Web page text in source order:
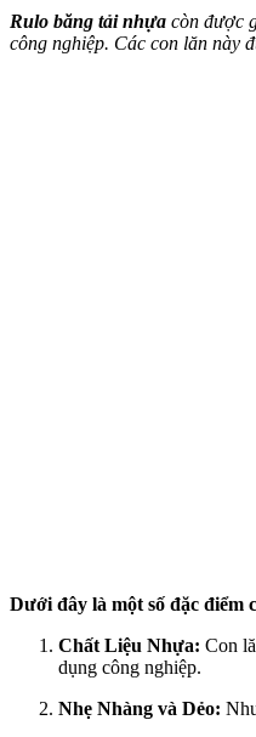
Rulo băng tải nhựa còn được
công nghiệp. Các con lăn này
Dưới đây là một số đặc điểm
Chất Liệu Nhựa: Con
dụng công nghiệp.
Nhẹ Nhàng và Dẻo: